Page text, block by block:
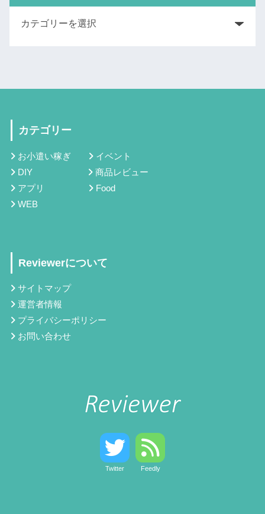
カテゴリー
お小遣い稼ぎ
イベント
DIY
商品レビュー
アプリ
Food
WEB
Reviewerについて
サイトマップ
運営者情報
プライバシーポリシー
お問い合わせ
Twitter Feedly